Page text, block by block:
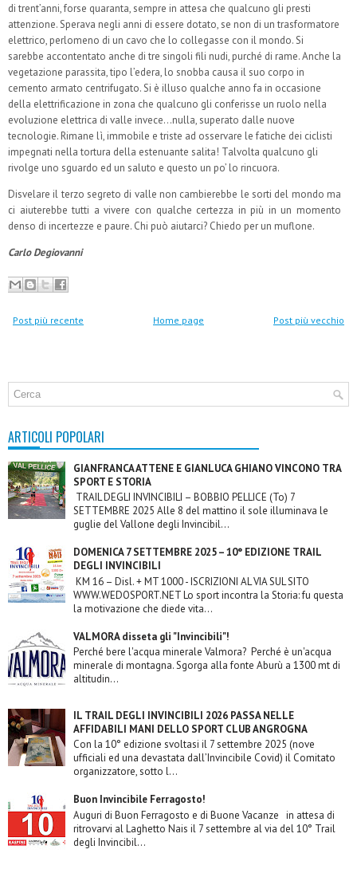
di trent’anni, forse quaranta, sempre in attesa che qualcuno gli presti
attenzione. Sperava negli anni di essere dotato, se non di un trasformatore
elettrico, perlomeno di un cavo che lo collegasse con il mondo. Si
sarebbe accontentato anche di tre singoli fili nudi, purché di rame. Anche la
vegetazione parassita, tipo l’edera, lo snobba causa il suo corpo in
cemento armato centrifugato. Si è illuso qualche anno fa in occasione
della elettrificazione in zona che qualcuno gli conferisse un ruolo nella
evoluzione elettrica di valle invece…nulla, superato dalle nuove
tecnologie. Rimane lì, immobile e triste ad osservare le fatiche dei ciclisti
impegnati nella tortura della estenuante salita! Talvolta qualcuno gli
rivolge uno sguardo ed un saluto e questo un po’ lo rincuora.
Disvelare il terzo segreto di valle non cambierebbe le sorti del mondo ma
ci aiuterebbe tutti a vivere con qualche certezza in più in un momento
denso di incertezze e paure. Chi può aiutarci? Chiedo per un muflone.
Carlo Degiovanni
Post più recente Post più vecchio
Home page
ARTICOLI POPOLARI
GIANFRANCA ATTENE E GIANLUCA GHIANO VINCONO TRA
SPORT E STORIA
TRAIL DEGLI INVINCIBILI – BOBBIO PELLICE (To) 7
SETTEMBRE 2025 Alle 8 del mattino il sole illuminava le
guglie del Vallone degli Invincibil...
DOMENICA 7 SETTEMBRE 2025 – 10° EDIZIONE TRAIL
DEGLI INVINCIBILI
KM 16 – Disl. + MT 1000 - ISCRIZIONI AL VIA SUL SITO
WWW.WEDOSPORT.NET Lo sport incontra la Storia: fu questa
la motivazione che diede vita...
VALMORA disseta gli "Invincibili"!
Perché bere l'acqua minerale Valmora? Perché è un'acqua
minerale di montagna. Sgorga alla fonte Aburù a 1300 mt di
altitudin...
IL TRAIL DEGLI INVINCIBILI 2026 PASSA NELLE
AFFIDABILI MANI DELLO SPORT CLUB ANGROGNA
Con la 10° edizione svoltasi il 7 settembre 2025 (nove
ufficiali ed una devastata dall’Invincibile Covid) il Comitato
organizzatore, sotto l...
Buon Invincibile Ferragosto!
Auguri di Buon Ferragosto e di Buone Vacanze in attesa di
ritrovarvi al Laghetto Nais il 7 settembre al via del 10° Trail
degli Invincibil...